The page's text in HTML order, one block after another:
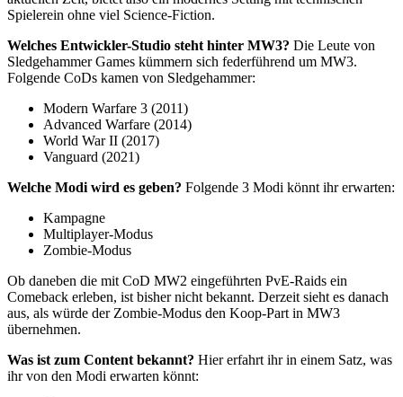
Spielerein ohne viel Science-Fiction.
Welches Entwickler-Studio steht hinter MW3? Die Leute von
Sledgehammer Games kümmern sich federführend um MW3.
Folgende CoDs kamen von Sledgehammer:
Modern Warfare 3 (2011)
Advanced Warfare (2014)
World War II (2017)
Vanguard (2021)
Welche Modi wird es geben? Folgende 3 Modi könnt ihr erwarten:
Kampagne
Multiplayer-Modus
Zombie-Modus
Ob daneben die mit CoD MW2 eingeführten PvE-Raids ein
Comeback erleben, ist bisher nicht bekannt. Derzeit sieht es danach
aus, als würde der Zombie-Modus den Koop-Part in MW3
übernehmen.
Was ist zum Content bekannt? Hier erfahrt ihr in einem Satz, was
ihr von den Modi erwarten könnt: